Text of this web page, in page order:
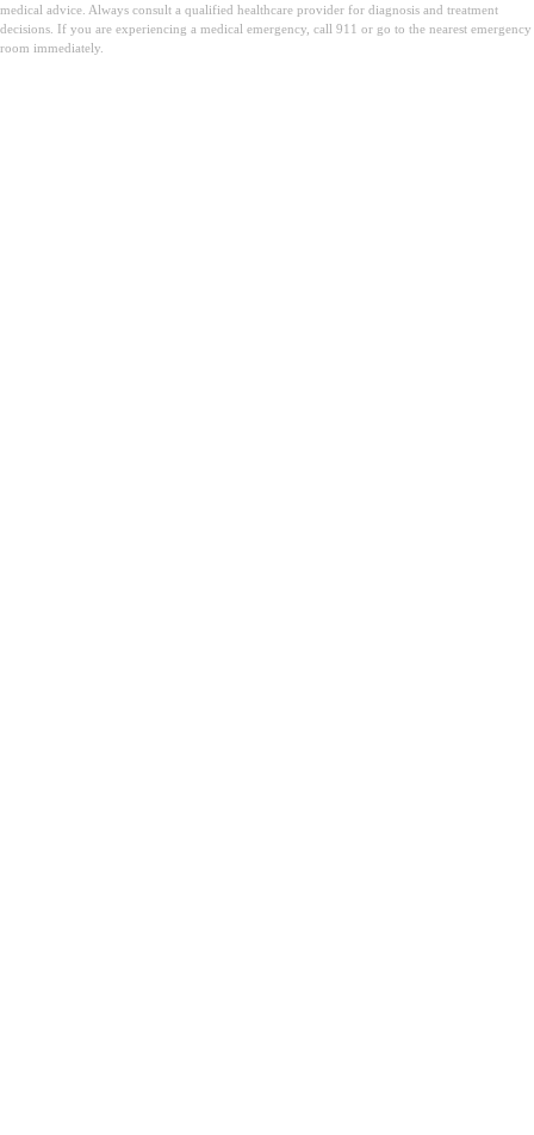
medical advice. Always consult a qualified healthcare provider for diagnosis and treatment
decisions. If you are experiencing a medical emergency, call 911 or go to the nearest emergency
room immediately.